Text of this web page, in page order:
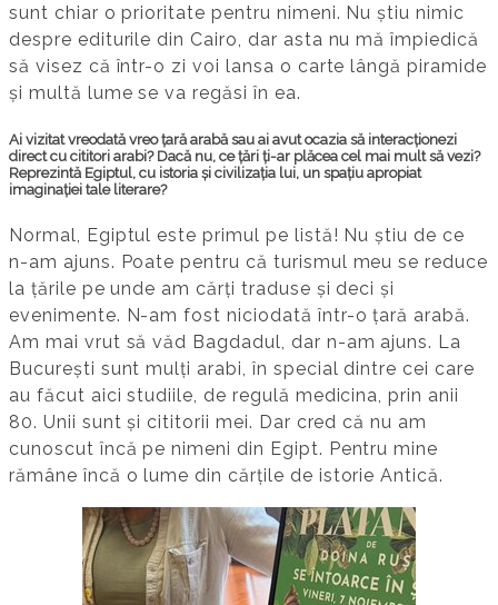
sunt chiar o prioritate pentru nimeni. Nu știu nimic
despre editurile din Cairo, dar asta nu mă împiedică
să visez că într-o zi voi lansa o carte lângă piramide
și multă lume se va regăsi în ea.
Ai vizitat vreodată vreo țară arabă sau ai avut ocazia să interacționezi
direct cu cititori arabi? Dacă nu, ce țări ți-ar plăcea cel mai mult să vezi?
Reprezintă Egiptul, cu istoria și civilizația lui, un spațiu apropiat
imaginației tale literare?
Normal, Egiptul este primul pe listă! Nu știu de ce
n-am ajuns. Poate pentru că turismul meu se reduce
la țările pe unde am cărți traduse și deci și
evenimente. N-am fost niciodată într-o țară arabă.
Am mai vrut să văd Bagdadul, dar n-am ajuns. La
București sunt mulți arabi, în special dintre cei care
au făcut aici studiile, de regulă medicina, prin anii
80. Unii sunt și cititorii mei. Dar cred că nu am
cunoscut încă pe nimeni din Egipt. Pentru mine
rămâne încă o lume din cărțile de istorie Antică.